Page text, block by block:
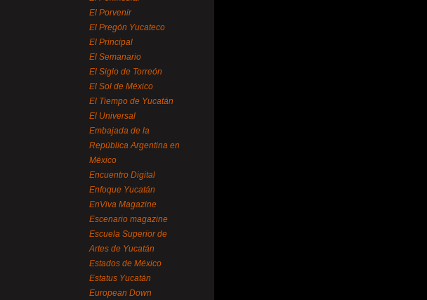
El Porvenir
El Pregón Yucateco
El Principal
El Semanario
El Siglo de Torreón
El Sol de México
El Tiempo de Yucatán
El Universal
Embajada de la
República Argentina en
México
Encuentro Digital
Enfoque Yucatán
EnViva Magazine
Escenario magazine
Escuela Superior de
Artes de Yucatán
Estados de México
Estatus Yucatán
European Down